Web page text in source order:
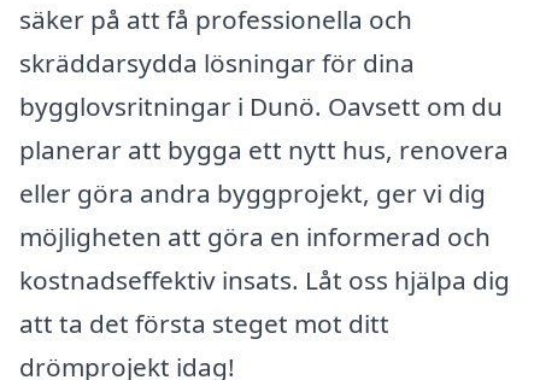
säker på att få professionella och
skräddarsydda lösningar för dina
bygglovsritningar i Dunö. Oavsett om du
planerar att bygga ett nytt hus, renovera
eller göra andra byggprojekt, ger vi dig
möjligheten att göra en informerad och
kostnadseffektiv insats. Låt oss hjälpa dig
att ta det första steget mot ditt
drömprojekt idag!